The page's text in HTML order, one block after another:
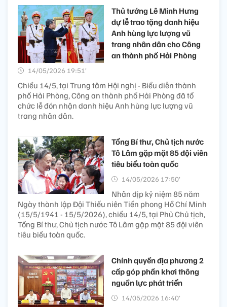
Thủ tướng Lê Minh Hưng
dự lễ trao tặng danh hiệu
Anh hùng lực lượng vũ
trang nhân dân cho Công
an thành phố Hải Phòng
14/05/2026 19:51’
Chiều 14/5, tại Trung tâm Hội nghị - Biểu diễn thành
phố Hải Phòng, Công an thành phố Hải Phòng đã tổ
chức lễ đón nhận danh hiệu Anh hùng lực lượng vũ
trang nhân dân.
Tổng Bí thư, Chủ tịch nước
Tô Lâm gặp mặt 85 đội viên
tiêu biểu toàn quốc
14/05/2026 17:50’
Nhân dịp kỷ niệm 85 năm
Ngày thành lập Đội Thiếu niên Tiền phong Hồ Chí Minh
(15/5/1941 - 15/5/2026), chiều 14/5, tại Phủ Chủ tịch,
Tổng Bí thư, Chủ tịch nước Tô Lâm gặp mặt 85 đội viên
tiêu biểu toàn quốc.
Chính quyền địa phương 2
cấp góp phần khơi thông
nguồn lực phát triển
14/05/2026 16:40’